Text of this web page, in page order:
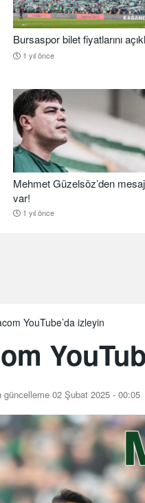
Bursaspor bilet fiyatlarını
1 yıl önce
Mehmet Güzelsöz’den mesaj
var!
1 yıl önce
YouTube’da izleyin
güncelleme 02 Şubat 2025 - 00:05